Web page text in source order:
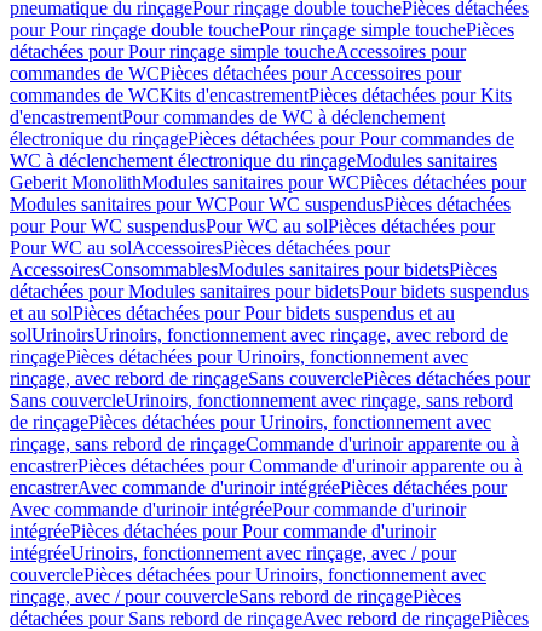
pneumatique du rinçagePour rinçage double touchePièces détachées
pour Pour rinçage double touchePour rinçage simple touchePièces
détachées pour Pour rinçage simple toucheAccessoires pour
commandes de WCPièces détachées pour Accessoires pour
commandes de WCKits d'encastrementPièces détachées pour Kits
d'encastrementPour commandes de WC à déclenchement
électronique du rinçagePièces détachées pour Pour commandes de
WC à déclenchement électronique du rinçageModules sanitaires
Geberit MonolithModules sanitaires pour WCPièces détachées pour
Modules sanitaires pour WCPour WC suspendusPièces détachées
pour Pour WC suspendusPour WC au solPièces détachées pour
Pour WC au solAccessoiresPièces détachées pour
AccessoiresConsommablesModules sanitaires pour bidetsPièces
détachées pour Modules sanitaires pour bidetsPour bidets suspendus
et au solPièces détachées pour Pour bidets suspendus et au
solUrinoirsUrinoirs, fonctionnement avec rinçage, avec rebord de
rinçagePièces détachées pour Urinoirs, fonctionnement avec
rinçage, avec rebord de rinçageSans couverclePièces détachées pour
Sans couvercleUrinoirs, fonctionnement avec rinçage, sans rebord
de rinçagePièces détachées pour Urinoirs, fonctionnement avec
rinçage, sans rebord de rinçageCommande d'urinoir apparente ou à
encastrerPièces détachées pour Commande d'urinoir apparente ou à
encastrerAvec commande d'urinoir intégréePièces détachées pour
Avec commande d'urinoir intégréePour commande d'urinoir
intégréePièces détachées pour Pour commande d'urinoir
intégréeUrinoirs, fonctionnement avec rinçage, avec / pour
couverclePièces détachées pour Urinoirs, fonctionnement avec
rinçage, avec / pour couvercleSans rebord de rinçagePièces
détachées pour Sans rebord de rinçageAvec rebord de rinçagePièces